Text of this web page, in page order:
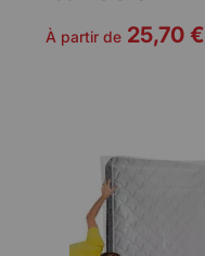
À partir de25,70 €